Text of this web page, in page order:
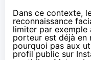
Dans ce contexte,
reconnaissance
limiter par exemple
porteur est déjà en
pourquoi pas aux
profil public sur